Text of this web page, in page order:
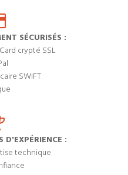
SÉCURISÉS :
crypté SSL
SWIFT
D'EXPÉRIENCE :
technique